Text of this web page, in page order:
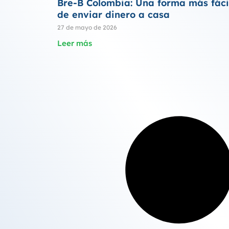
Bre-B Colombia: Una forma más
de enviar dinero a casa
27 de mayo de 2026
Leer más